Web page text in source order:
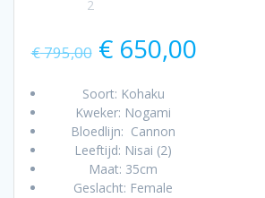
€795,00 Oorspronkelijke
prijs
was:
€ 795,00.
€650,00Huidige
Soort: Kohaku
Kweker: Nogami
Bloedlijn: Cannon
Leeftijd: Nisai (2)
Maat: 35cm
Geslacht: Female